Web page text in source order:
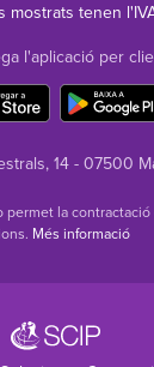
mostrats tenen
l'aplicació per
14 - 07500
permet la
Més informació